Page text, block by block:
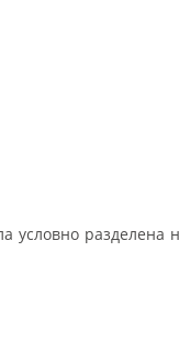
условно разделена